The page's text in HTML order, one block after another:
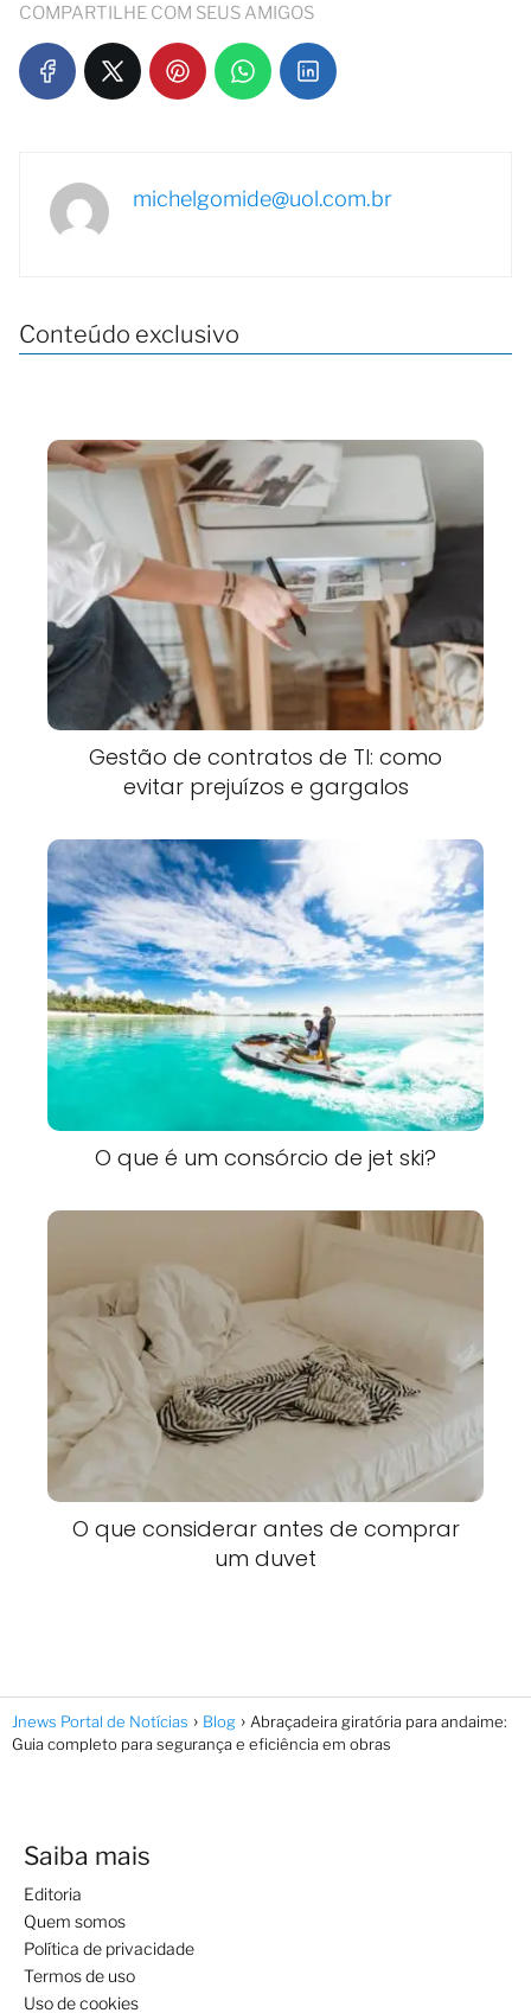
COMPARTILHE COM SEUS AMIGOS
michelgomide@uol.com.br
Conteúdo exclusivo
Gestão de contratos de TI: como
evitar prejuízos e gargalos
O que é um consórcio de jet ski?
O que considerar antes de comprar
um duvet
Jnews Portal de Notícias Blog
Abraçadeira giratória para andaime:
Guia completo para segurança e eficiência em obras
Saiba mais
Editoria
Quem somos
Política de privacidade
Termos de uso
Uso de cookies